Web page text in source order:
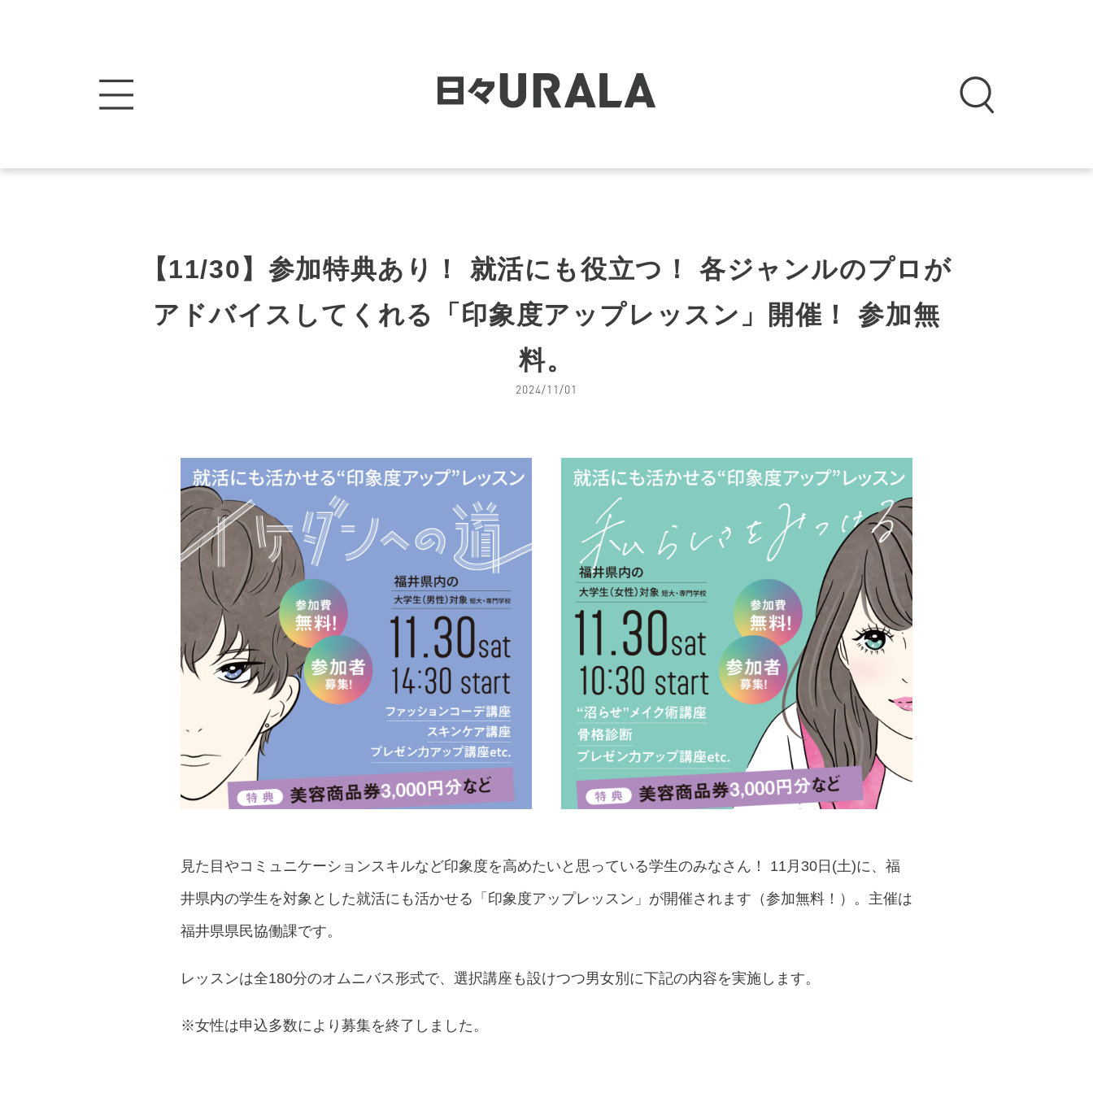
【11/30】参加特典あり！ 就活にも役立つ！ 各ジャンルのプロが
アドバイスしてくれる「印象度アップレッスン」開催！ 参加無
料。
2024/11/01
見た目やコミュニケーションスキルなど印象度を高めたいと思っている学生のみなさん！ 11月30日(土)に、福
井県内の学生を対象とした就活にも活かせる「印象度アップレッスン」が開催されます（参加無料！）。主催は
福井県県民協働課です。
レッスンは全180分のオムニバス形式で、選択講座も設けつつ男女別に下記の内容を実施します。
※女性は申込多数により募集を終了しました。